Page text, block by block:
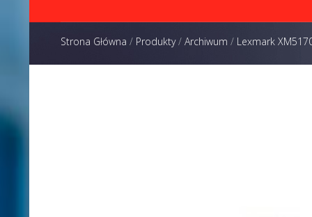
Strona Główna / Produkty/ Archiwum / Lexmark